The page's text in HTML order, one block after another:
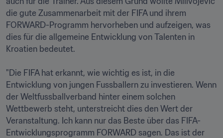
die gute Zusammenarbeit mit der FIFA und ihrem
FORWARD-Programm hervorheben und aufzeigen, was
dies für die allgemeine Entwicklung von Talenten in
Kroatien bedeutet.
"Die FIFA hat erkannt, wie wichtig es ist, in die
Entwicklung von jungen Fussballern zu investieren. Wenn
der Weltfussballverband hinter einem solchen
Wettbewerb steht, unterstreicht dies den Wert der
Veranstaltung. Ich kann nur das Beste über das FIFA-
Entwicklungsprogramm FORWARD sagen. Das ist der